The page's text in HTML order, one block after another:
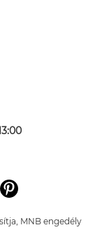
MNB engedély